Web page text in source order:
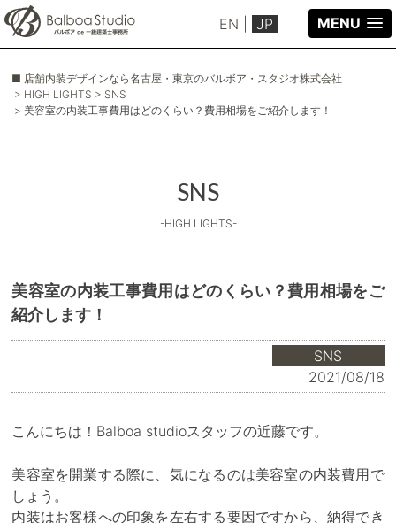
EN JP MENU
■ 店舗内装デザインなら名古屋・東京のバルボア・スタジオ株式会社
> HIGH LIGHTS > SNS
> 美容室の内装工事費用はどのくらい？費用相場をご紹介します！
SNS
-HIGH LIGHTS-
美容室の内装工事費用はどのくらい？費用相場をご
紹介します！
SNS
2021/08/18
こんにちは！Balboa studioスタッフの近藤です。
美容室を開業する際に、気になるのは美容室の内装費用で
しょう。
内装はお客様への印象を左右する要因ですから、納得でき